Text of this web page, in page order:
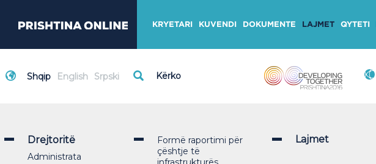
KRYETARI KUVENDI DOKUMENTE LAJMET QYTETI
Shqip English Srpski
Drejtoritë
Administrata
Formë raportimi për
çështje të
Lajmet